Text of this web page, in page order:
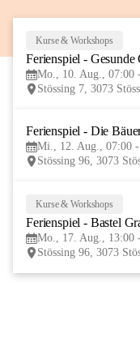
Kurse & Workshops
Ferienspiel -
Mo., 10. Aug., 07:00
Stössing 7, 3073
Ferienspiel - Die
Mi., 12. Aug., 07:00
Stössing 96, 3073
Kurse & Workshops
Ferienspiel - Bastel
Mo., 17. Aug., 13:00
Stössing 96, 3073